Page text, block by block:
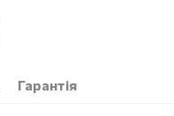
Гарантія